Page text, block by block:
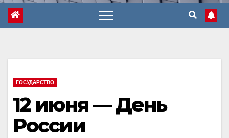
ГОСУДАРСТВО
12 июня — День
России